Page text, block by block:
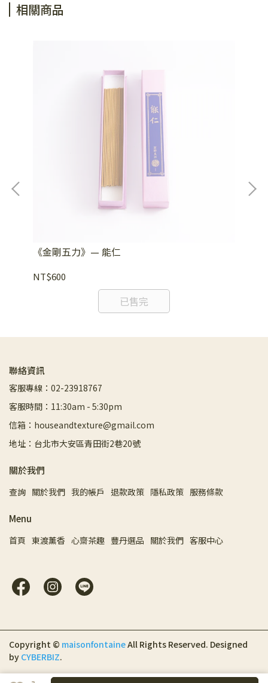
相關商品
《金剛五力》— 能仁
NT$600
已售完
聯絡資訊
客服專線：02-23918767
客服時間：11:30am - 5:30pm
信箱：houseandtexture@gmail.com
地址：台北市大安區青田街2巷20號
關於我們
查詢 關於我們 我的帳戶 退款政策 隱私政策 服務條款
Menu
首頁 東渡薰香 心齋茶趣 豐丹選品 關於我們 客服中心
Copyright © maisonfontaineAll Rights Reserved. Designed
by CYBERBIZ.